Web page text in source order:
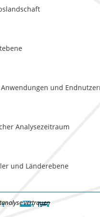
und
Analysezeitraum
und Länderebene
vertrauen